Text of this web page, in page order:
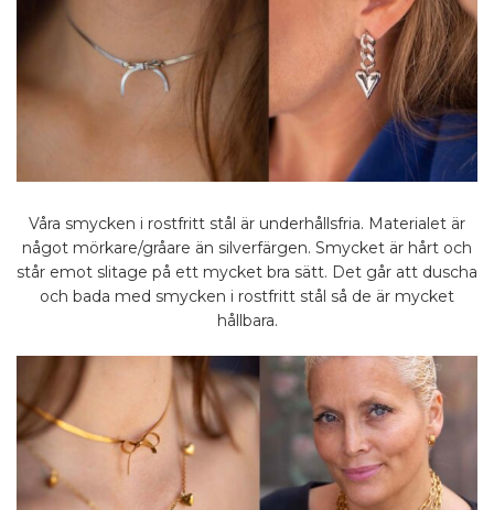
Våra smycken i rostfritt stål är underhållsfria. Materialet är
något mörkare/gråare än silverfärgen. Smycket är hårt och
står emot slitage på ett mycket bra sätt. Det går att duscha
och bada med smycken i rostfritt stål så de är mycket
hållbara.